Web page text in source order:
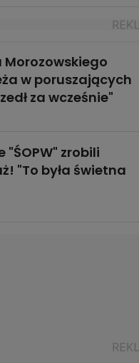
Morozowskiego
w poruszających
za wcześnie"
"ŚOPW" zrobili
"To była świetna